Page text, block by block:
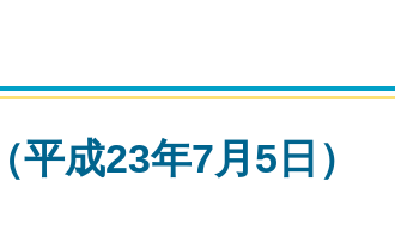
平成23年7月5日）